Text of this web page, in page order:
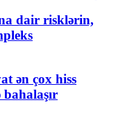
dair risklərin,
ən çox hiss